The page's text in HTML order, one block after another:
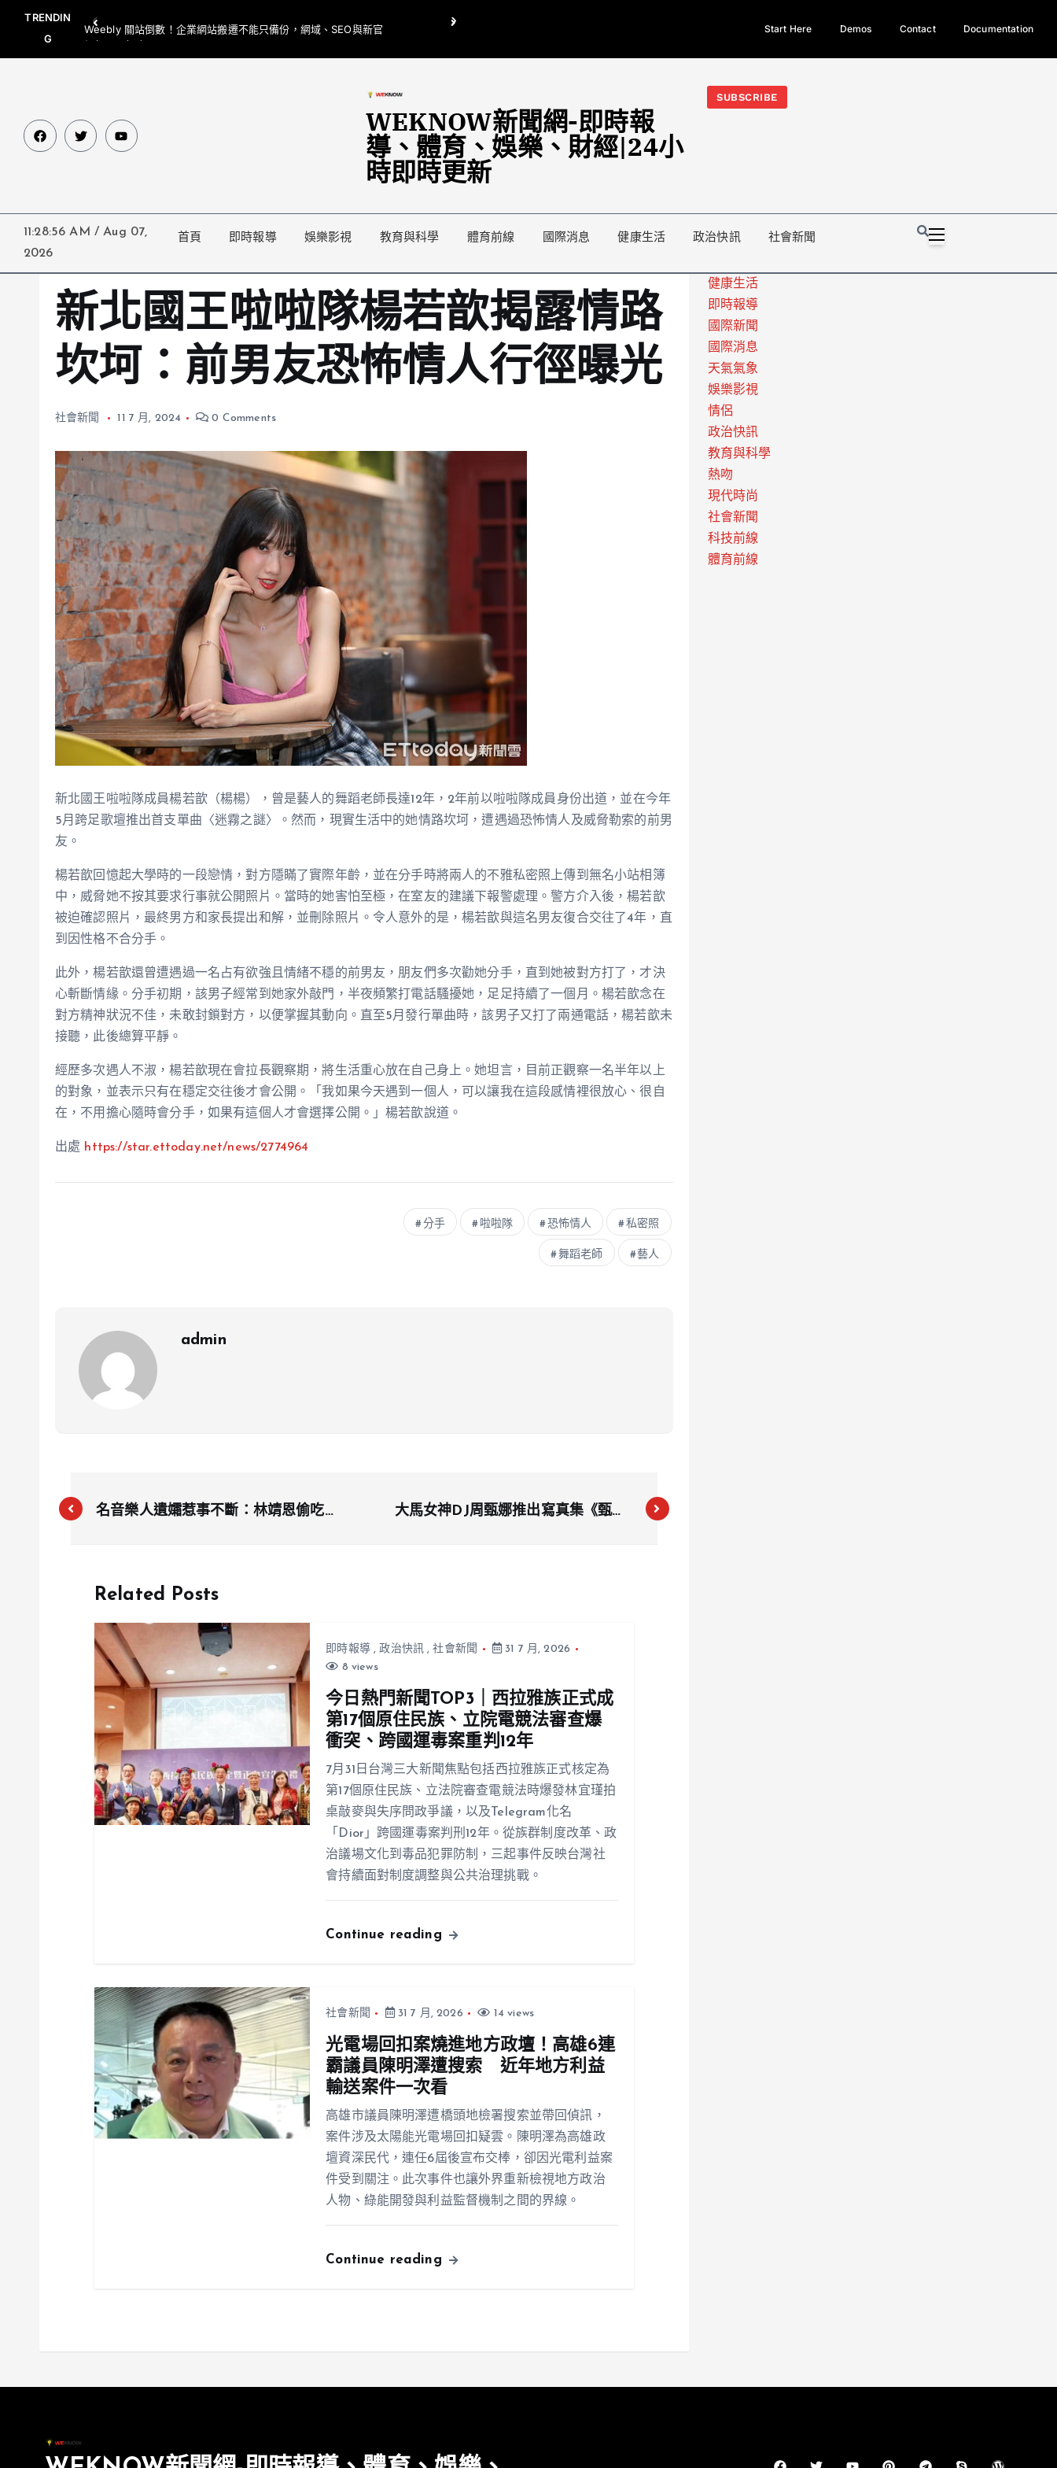
TRENDIN
G
Weebly 關站倒數！企業網站搬遷不能只備份，網域、SEO與新官
網都要一起處理
翁曉玲喊刪陸委會1295萬媒宣費惹議 梁文傑回「只能靠嘴巴」
今日熱門新聞TOP3｜西拉雅族正式成第17個原住民族、立院電競
光電場回
Start Here Demos Contact Documentation
WEKNOW新聞網-即時報
導、體育、娛樂、財經|24小
時即時更新
SUBSCRIBE
11:28:57 AM / Aug 07,
2026
首頁 即時報導 娛樂影視 教育與科學 體育前線 國際消息 健康生活 政治快訊 社會新聞
新北國王啦啦隊楊若歆揭露情路
坎坷：前男友恐怖情人行徑曝光
社會新聞 11 7 月, 2024 0 Comments
新北國王啦啦隊成員楊若歆（楊楊），曾是藝人的舞蹈老師長達12年，2年前以啦啦隊成員身份出道，並在今年
5月跨足歌壇推出首支單曲〈迷霧之謎〉。然而，現實生活中的她情路坎坷，遭遇過恐怖情人及威脅勒索的前男
友。
楊若歆回憶起大學時的一段戀情，對方隱瞞了實際年齡，並在分手時將兩人的不雅私密照上傳到無名小站相簿
中，威脅她不按其要求行事就公開照片。當時的她害怕至極，在室友的建議下報警處理。警方介入後，楊若歆
被迫確認照片，最終男方和家長提出和解，並刪除照片。令人意外的是，楊若歆與這名男友復合交往了4年，直
到因性格不合分手。
此外，楊若歆還曾遭遇過一名占有欲強且情緒不穩的前男友，朋友們多次勸她分手，直到她被對方打了，才決
心斬斷情緣。分手初期，該男子經常到她家外敲門，半夜頻繁打電話騷擾她，足足持續了一個月。楊若歆念在
對方精神狀況不佳，未敢封鎖對方，以便掌握其動向。直至5月發行單曲時，該男子又打了兩通電話，楊若歆未
接聽，此後總算平靜。
經歷多次遇人不淑，楊若歆現在會拉長觀察期，將生活重心放在自己身上。她坦言，目前正觀察一名半年以上
的對象，並表示只有在穩定交往後才會公開。「我如果今天遇到一個人，可以讓我在這段感情裡很放心、很自
在，不用擔心隨時會分手，如果有這個人才會選擇公開。」楊若歆說道。
出處 https://star.ettoday.net/news/2774964
分手 啦啦隊 恐怖情人 私密照
舞蹈老師 藝人
admin
名音樂人遺孀惹事不斷：林靖恩偷吃外
大馬女神DJ周甄娜推出寫真集《甄愛
Related Posts
即時報導,政治快訊,社會新聞
31 7 月, 2026
8 views
今日熱門新聞TOP3｜西拉雅族正式成
第17個原住民族、立院電競法審查爆
衝突、跨國運毒案重判12年
7月31日台灣三大新聞焦點包括西拉雅族正式核定為
第17個原住民族、立法院審查電競法時爆發林宜瑾拍
桌敲麥與失序問政爭議，以及Telegram化名
「Dior」跨國運毒案判刑12年。從族群制度改革、政
治議場文化到毒品犯罪防制，三起事件反映台灣社
會持續面對制度調整與公共治理挑戰。
Continue reading
社會新聞 31 7 月, 2026 14 views
光電場回扣案燒進地方政壇！高雄6連
霸議員陳明澤遭搜索 近年地方利益
輸送案件一次看
高雄市議員陳明澤遭橋頭地檢署搜索並帶回偵訊，
案件涉及太陽能光電場回扣疑雲。陳明澤為高雄政
壇資深民代，連任6屆後宣布交棒，卻因光電利益案
件受到關注。此次事件也讓外界重新檢視地方政治
人物、綠能開發與利益監督機制之間的界線。
Continue reading
健康生活
即時報導
國際新聞
國際消息
天氣氣象
娛樂影視
情侶
政治快訊
教育與科學
熱吻
現代時尚
社會新聞
科技前線
體育前線